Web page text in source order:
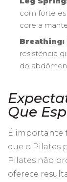
com forte
core a
Breathing:
resistência
do
Que
É importante
que o Pilates
Pilates não
oferece